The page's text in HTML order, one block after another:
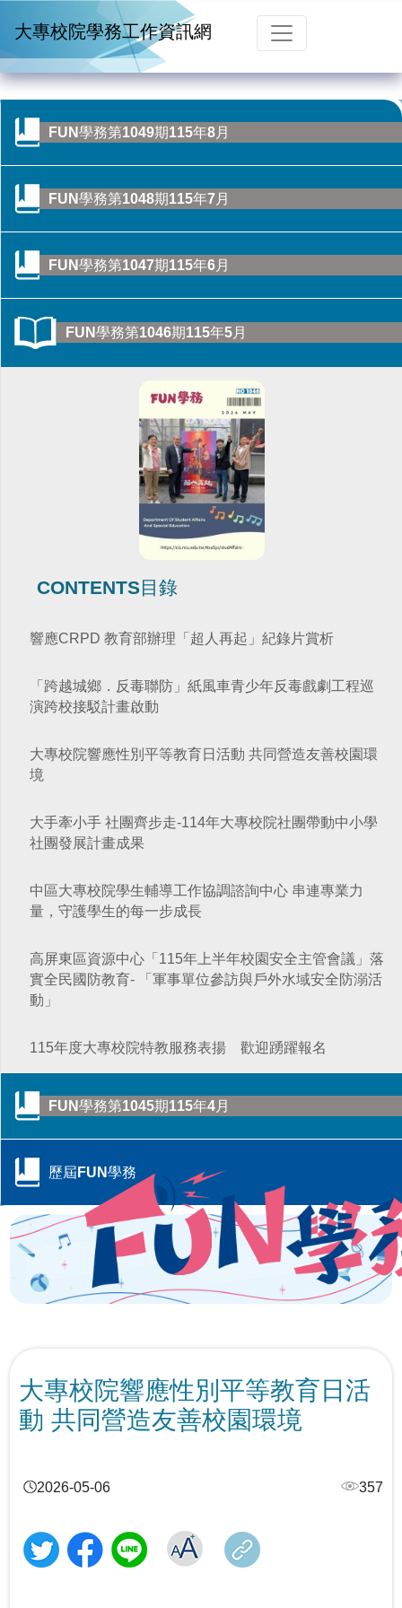
大專校院學務工作資訊網
FUN學務第1049期115年8月
行政院季連成政委率隊訪視教育部 跨部會合作打造校園
115年全國大專校院學務主管森活SEL跨校共學培力活動
－森活覺察，學務輔導新視野
教育輔具知能研討會
提升專業知能協助學生處理校園親密關係暴力事件 保護
強化全民國防與防救災量能-政大與美和科大攜手辦理毒
別具「藝」格！適應藝術夏令營 從探索自我到成就彼
教育部補助大專校院學生社團赴教育優先區中小學校辦
跨域共振找回生命節奏：東吳大學以「生命之弦」音樂
FUN學務第1048期115年7月
CONTENTS目錄
轉角遇見心空間─「學美．耕心—大專校院輔導諮商空間
改造計畫」成果分享會
融合教育推動
線上線下全面共同守護校園—115年大專校院跟蹤騷擾暨
數位／網路性別暴力防治研討會
強化「喪屍煙彈」校園防制 教育部以「辨風險、阻來
源、即處遇、重輔導」守護學生安全
從擁擠到療癒：校園諮商空間的再生與轉化——以「學
美耕心」計畫打造學生安心支持場域
當霧霾散去，閃耀耀眼的燦爛陽光-談大專特教生之校園
系統合作
教育部舉辦115年度校園性別事件行政訴訟案例研討會
FUN學務第1047期115年6月
CONTENTS目錄
園溫暖蛻變
關懷少年偏差行為．守護校園安寧 「2026青少年藥物濫
春暉愛傳遞！教育部攜手績優志工，共築跨域防毒、反
大專校院推動性別平等教育日實務分享，展現校園多元
教育部辦理「安全計畫介入工作坊」 強化校園防治自我
鍵盤戰青春！教育部推出沉浸式互動遊戲教材～帶領學
115年大專校院身心障礙學生夏令營 報名開跑~讓我們一
起青春無礙，夢想同行！
像回娘家一樣的輔導網絡— 北二區輔諮中心打造有溫度
FUN學務第1046期115年5月
CONTENTS目錄
響應CRPD 教育部辦理「超人再起」紀錄片賞析
「跨越城鄉．反毒聯防」紙風車青少年反毒戲劇工程巡
演跨校接駁計畫啟動
大專校院響應性別平等教育日活動 共同營造友善校園環
境
大手牽小手 社團齊步走-114年大專校院社團帶動中小學
社團發展計畫成果
中區大專校院學生輔導工作協調諮詢中心 串連專業力
量，守護學生的每一步成長
高屏東區資源中心「115年上半年校園安全主管會議」落
實全民國防教育- 「軍事單位參訪與戶外水域安全防溺活
動」
115年度大專校院特教服務表揚 歡迎踴躍報名
FUN學務第1045期115年4月
跨越年齡的性別平權實踐，《性別平等教育季刊》第111
期引領高齡人生新圖像
「解癮—解開毒品上癮的真相」反毒教育特展 登陸花蓮
社團評選盛大舉行
歷屆FUN學務
大專校院響應性別平等教育日活
動 共同營造友善校園環境
2026-05-06 357